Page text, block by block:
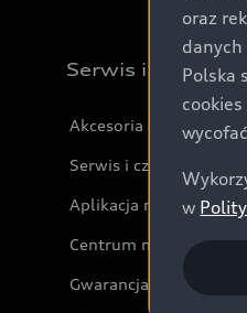
Serwis i akcesoria
Akcesoria
Serwis i części
Aplikacja myAudi i
Centrum napraw
Gwarancja
oraz
danych
Polska
w